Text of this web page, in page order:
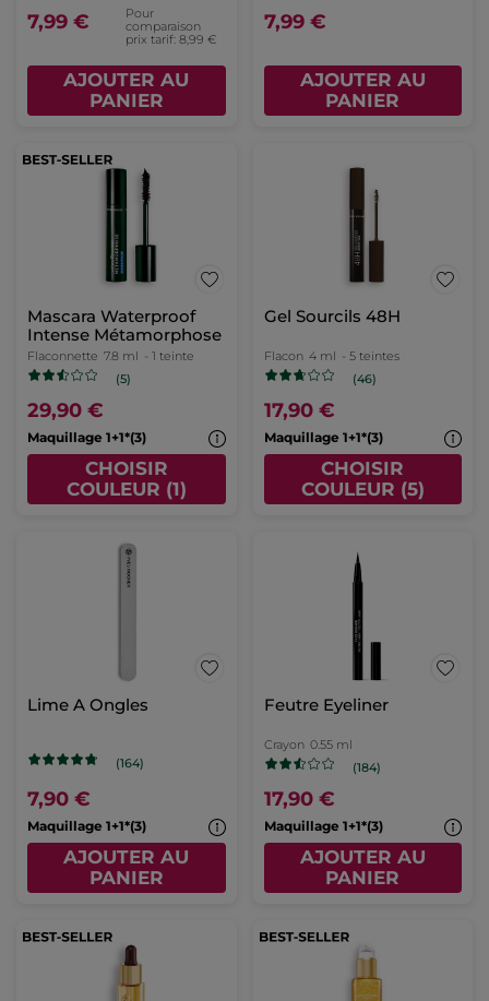
7,99 €
Pour
comparaison
prix tarif: 8,99 €
AJOUTER AU
PANIER
7,99 €
AJOUTER AU
PANIER
Mascara Waterproof
Intense Métamorphose
Flaconnette 7.8 ml - 1 teinte
(5)
29,90 €
Maquillage 1+1*(3)
CHOISIR
COULEUR (1)
Gel Sourcils 48H
Flacon 4 ml - 5 teintes
(46)
17,90 €
Maquillage 1+1*(3)
CHOISIR
COULEUR (5)
Lime A Ongles
(164)
7,90 €
Maquillage 1+1*(3)
AJOUTER AU
PANIER
Feutre Eyeliner
Crayon 0.55 ml
(184)
17,90 €
Maquillage 1+1*(3)
AJOUTER AU
PANIER